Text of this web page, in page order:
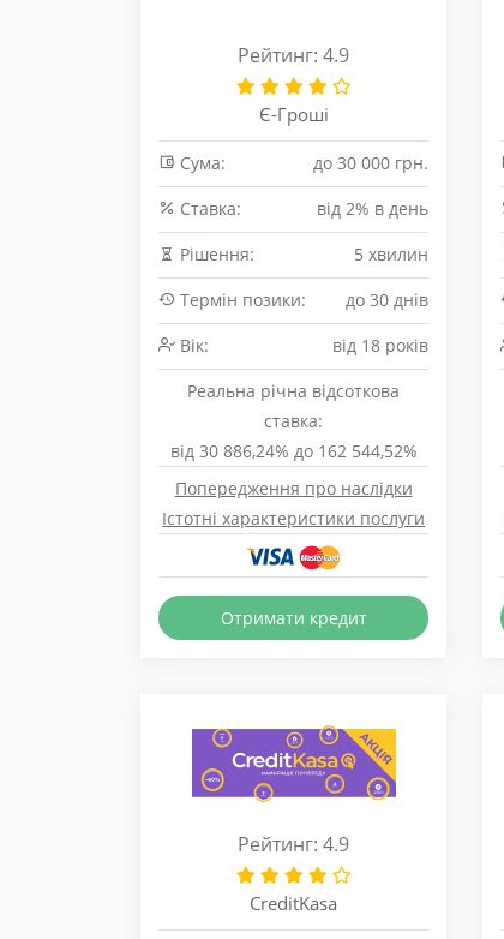
Рейтинг: 4.9
Є-Гроші
Сума:
до 30 000 грн.
Cтавка:
від 2% в день
Рішення:
5 хвилин
Термін позики:
до 30 днів
Вік:
від 18 років
Реальна річна відсоткова
ставка:
від 30 886,24% до 162 544,52%
Попередження про наслідки
Істотні характеристики послуги
Отримати кредит
Рейтинг: 4.9
CreditKasa